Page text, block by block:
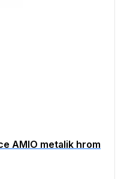
AMIO metalik hrom